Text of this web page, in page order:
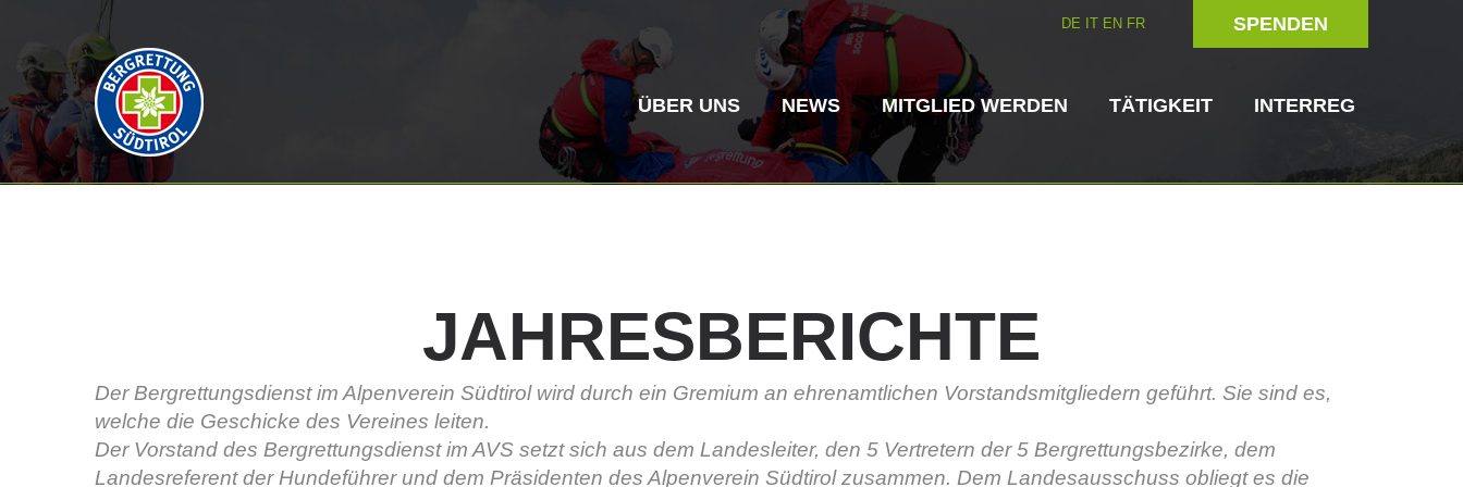
SPENDEN
DE IT EN FR
ÜBER UNS NEWS MITGLIED WERDEN TÄTIGKEIT INTERREG
JAHRESBERICHTE
Der Bergrettungsdienst im Alpenverein Südtirol wird durch ein Gremium an ehrenamtlichen Vorstandsmitgliedern geführt. Sie sind es,
welche die Geschicke des Vereines leiten.
Der Vorstand des Bergrettungsdienst im AVS setzt sich aus dem Landesleiter, den 5 Vertretern der 5 Bergrettungsbezirke, dem
Landesreferent der Hundeführer und dem Präsidenten des Alpenverein Südtirol zusammen. Dem Landesausschuss obliegt es die